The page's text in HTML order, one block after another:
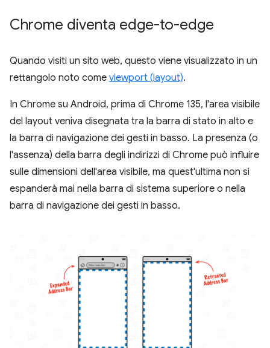
Chrome diventa edge-to-edge
Quando visiti un sito web, questo viene visualizzato in un
rettangolo noto come viewport (layout).
In Chrome su Android, prima di Chrome 135, l'area visibile
del layout veniva disegnata tra la barra di stato in alto e
la barra di navigazione dei gesti in basso. La presenza (o
l'assenza) della barra degli indirizzi di Chrome può influire
sulle dimensioni dell'area visibile, ma quest'ultima non si
espanderà mai nella barra di sistema superiore o nella
barra di navigazione dei gesti in basso.